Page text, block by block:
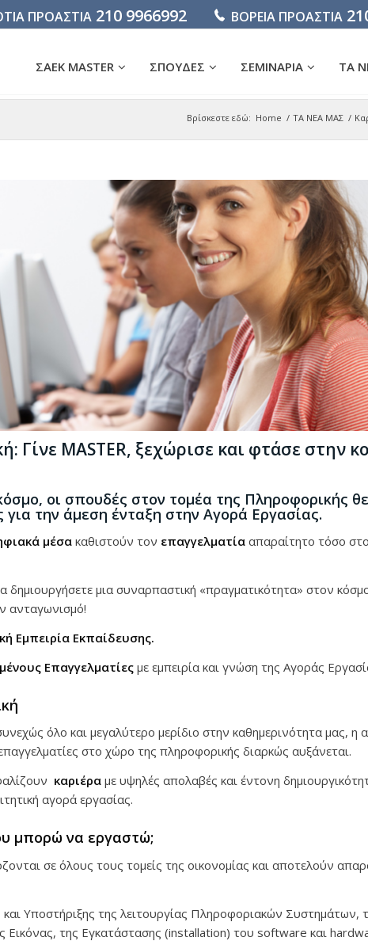
ΠΡΟΑΣΤΙΑ 210 9966992 ΒΟΡΕΙΑ ΠΡΟΑΣΤΙΑ
ΣΑΕΚ MASTER ΣΠΟΥΔΕΣ ΣΕΜΙΝΑΡΙΑ ΤΑ
Βρίσκεστε εδώ: Home / ΤΑ ΝΕΑ ΜΑΣ /
Γίνε MASTER, ξεχώρισε και φτάσε στην
οι σπουδές στον τομέα της Πληροφορικής
για την άμεση ένταξη στην Αγορά Εργασίας.
μέσακαθιστούν τον επαγγελματία απαραίτητο τόσο
δημιουργήσετε μια συναρπαστική «πραγματικότητα» στον
ανταγωνισμό!
Εμπειρία Εκπαίδευσης.
Επαγγελματίες με εμπειρία και γνώση της Αγοράς
όλο και μεγαλύτερο μερίδιο στην καθημερινότητα μας, η
στο χώρο της πληροφορικής διαρκώς αυξάνεται.
καριέρα με υψηλές απολαβές και έντονη
αγορά εργασίας.
μπορώ να εργαστώ;
σε όλους τους τομείς της οικονομίας και αποτελούν
και Υποστήριξης της λειτουργίας Πληροφοριακών Συστημάτων,
Εικόνας, της Εγκατάστασης (installation) του software και